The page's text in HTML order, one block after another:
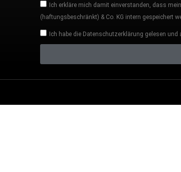
Ich erkläre mich damit einverstanden, dass
(haftungsbeschränkt) & Co. KG intern gespeichert
Ich habe die Datenschutzerklärung gelesen und